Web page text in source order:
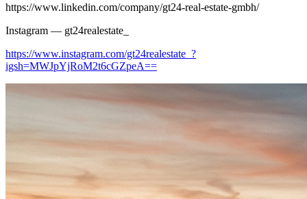
https://www.linkedin.com/company/gt24-real-estate-gmbh/
Instagram — gt24realestate_
https://www.instagram.com/gt24realestate_?
igsh=MWJpYjRoM2t6cGZpeA==